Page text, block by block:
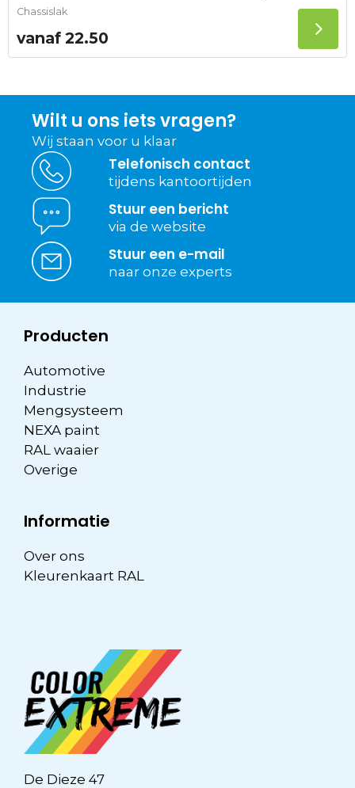
Chassislak
vanaf 22.50
Wilt u ons iets vragen?
Wij staan voor u klaar
Telefonisch contact
tijdens kantoortijden
Stuur een bericht
via de website
Stuur een e-mail
naar onze experts
Producten
Automotive
Industrie
Mengsysteem
NEXA paint
RAL waaier
Overige
Informatie
Over ons
Kleurenkaart RAL
De Dieze 47